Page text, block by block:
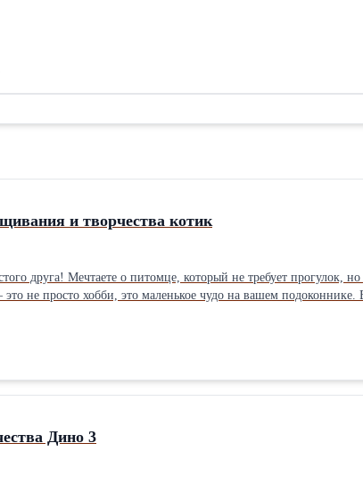
и творчества котик
есть кое-что особенное! Набор для выращивания и
не просто хобби, это маленькое чудо на вашем
которые любят эксперименты; Всех, кто хочет добавить уюта в свой дом.
Дино 3